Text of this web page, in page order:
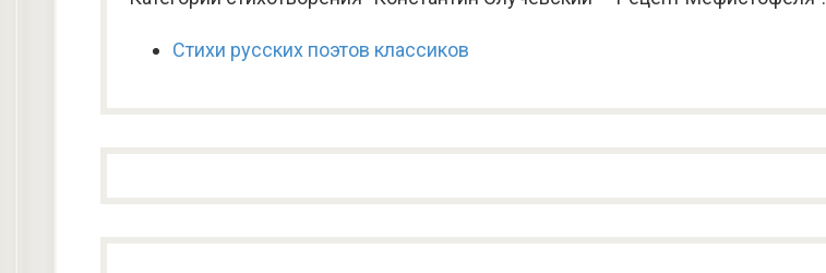
Стихи русских поэтов классиков